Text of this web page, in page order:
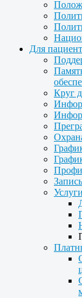
Для
Круг
Услуги